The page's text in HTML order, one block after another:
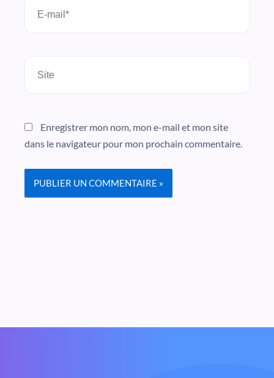
mail*
Enregistrer mon nom, mon e-mail et mon site
dans le navigateur pour mon prochain commentaire.